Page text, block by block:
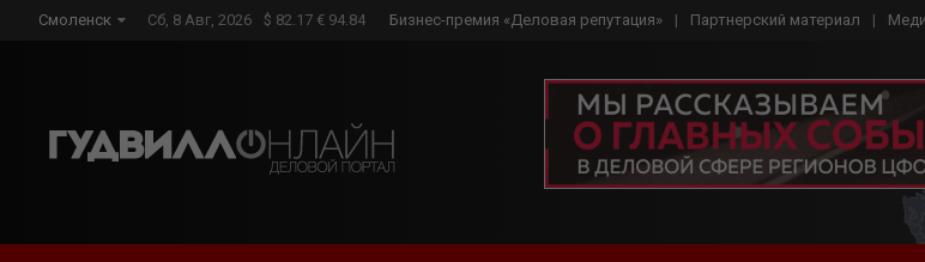
Смоленск Сб, 8 Авг, 2026 $ 82.17 € 94.84 Бизнес-премия «Деловая репутация» Партнерский материал